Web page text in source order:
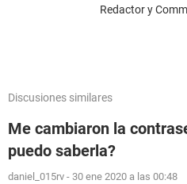
Redactor y
Discusiones similares
Me cambiaron la
puedo saberla?
daniel_015rv - 30 ene 2020 a las 00:48